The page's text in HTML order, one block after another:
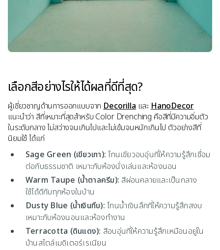
เลือกสีอย่างไรให้ได้ผลที่ดีที่สุด?
ผู้เชี่ยวชาญด้านการออกแบบจากDecorillaและHanoDecor
แนะนำว่า สีที่เหมาะที่สุดสำหรับ Color Drenching คือสีที่มีความอิ่มตัว
ในระดับกลาง ไม่สว่างจนเกินไปและไม่เข้มจนหนักเกินไป ตัวอย่างสีที่
นิยมใช้ ได้แก่
Sage Green (เขียวเทา): โทนเขียวอบอุ่นที่ให้ความรู้สึกเชื่อม
ต่อกับธรรมชาติ เหมาะกับห้องนั่งเล่นและห้องนอน
Warm Taupe (น้ำตาลครีม): สีผ่อนคลายและเป็นกลาง
ใช้ได้ดีกับทุกห้องในบ้าน
Dusty Blue (น้ำเงินทึบ): โทนน้ำเงินลึกที่ให้ความรู้สึกสงบ
เหมาะกับห้องนอนและห้องทำงาน
Terracotta (ดินแดง): สีอบอุ่นที่ให้ความรู้สึกเหมือนอยู่ใน
บ้านสไตล์เมดิเตอร์เรเนียน